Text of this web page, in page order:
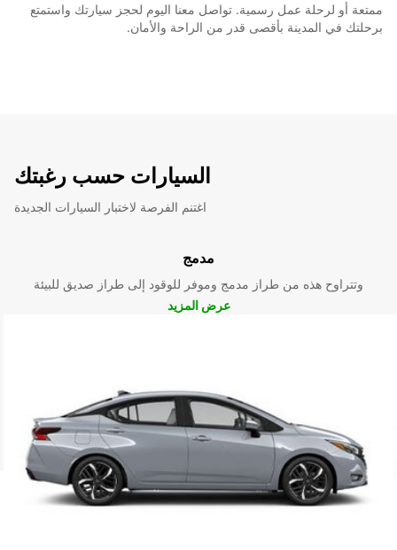
ممتعة أو لرحلة عمل رسمية. تواصل معنا اليوم لحجز سيارتك واستمتع
برحلتك في المدينة بأقصى قدر من الراحة والأمان.
السيارات حسب رغبتك
اغتنم الفرصة لاختبار السيارات الجديدة
مدمج
وتتراوح هذه من طراز مدمج وموفر للوقود إلى طراز صديق للبيئة
عرض المزيد